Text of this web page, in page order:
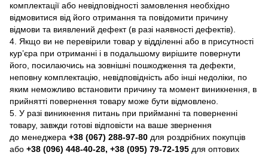
комплектації або невідповідності замовлення необхідно
відмовитися від його отримання та повідомити причину
відмови та виявлений дефект (в разі наявності дефектів).
4. Якщо ви не перевірили товар у відділенні або в присутності
кур’єра при отриманні і в подальшому вирішите повернути
його, посилаючись на зовнішні пошкодження та дефекти,
неповну комплектацію, невідповідність або інші недоліки, по
яким неможливо встановити причину та момент виникнення, в
прийнятті повернення товару може бути відмовлено.
5. У разі виникнення питань при прийманні та поверненні
товару, завжди готові відповісти на ваше звернення
до менеджера +38 (067) 288-97-80 для роздрібних покупців
або +38 (096) 448-40-28, +38 (095) 79-72-195 для оптових